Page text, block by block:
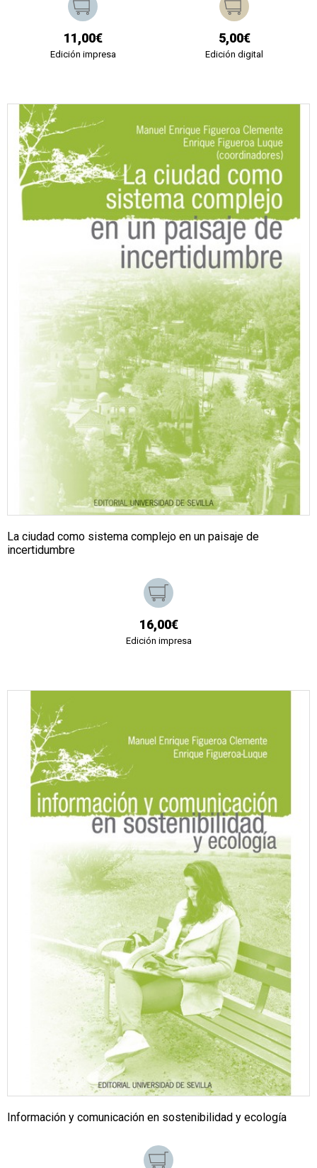
11,00€
Edición impresa
5,00€
Edición digital
La ciudad como sistema complejo en un paisaje de
incertidumbre
16,00€
Edición impresa
Información y comunicación en sostenibilidad y ecología